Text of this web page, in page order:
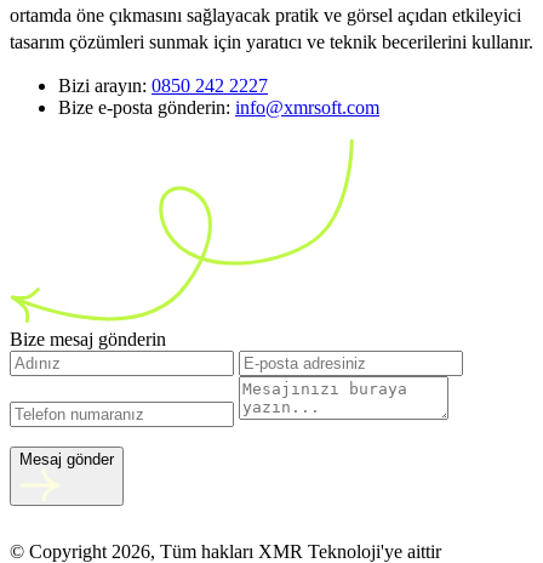
ortamda öne çıkmasını sağlayacak pratik ve görsel açıdan etkileyici
tasarım çözümleri sunmak için yaratıcı ve teknik becerilerini kullanır.
Bizi arayın: 0850 242 2227
Bize e-posta gönderin: info@xmrsoft.com
Bize mesaj gönderin
Mesaj gönder
© Copyright 2026, Tüm hakları XMR Teknoloji'ye aittir